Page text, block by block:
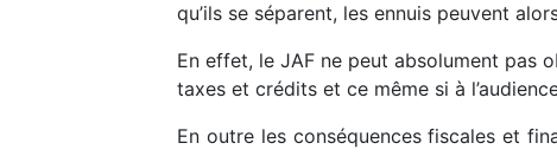
qu’ils se séparent, les ennuis peuvent
En effet, le JAF ne peut absolument pas
taxes et crédits et ce même si à
En outre les conséquences fiscales et